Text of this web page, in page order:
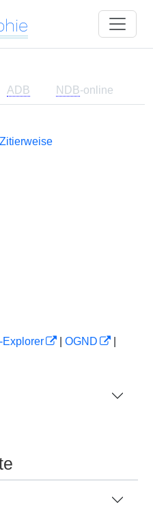
ADB NDB-online
Zitierweise
Explorer OGND